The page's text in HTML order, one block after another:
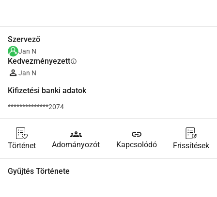
Szervező
Jan N
Kedvezményezettinfo
Jan N
Kifizetési banki adatok
**************2074
Történet
groups
Adományozót
link
Kapcsolódó Frissítések
Gyűjtés Története